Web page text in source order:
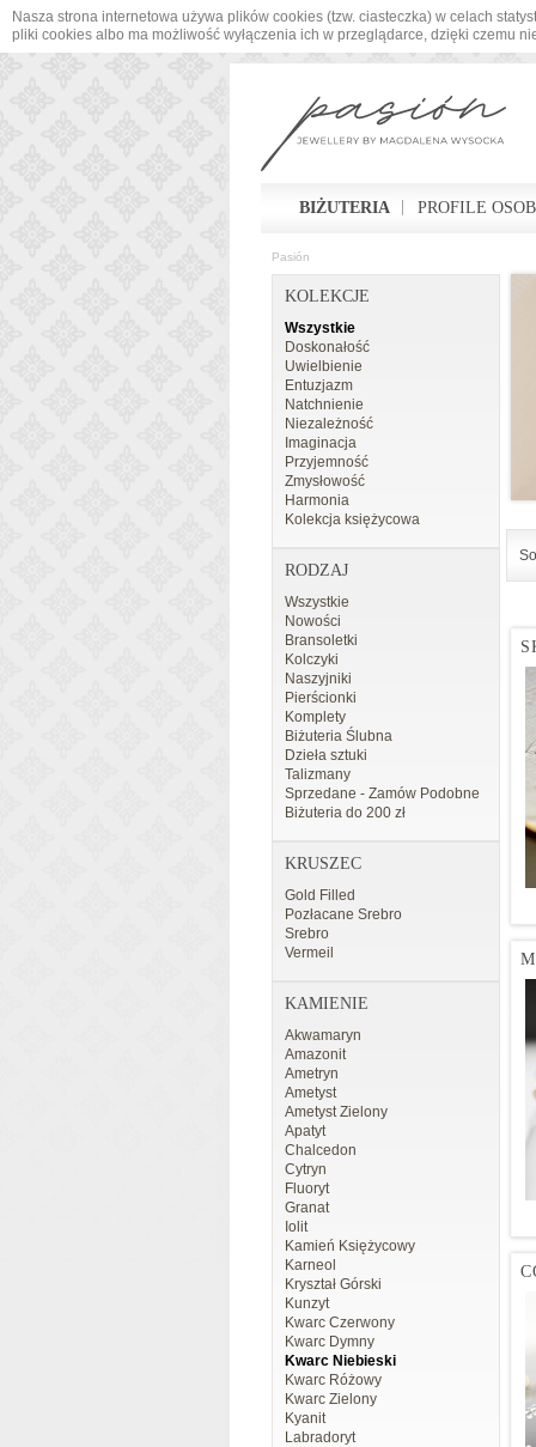
Nasza strona internetowa używa plików cookies (tzw. ciasteczka) w celach
pliki cookies albo ma możliwość wyłączenia ich w przeglądarce, dzięki czemu
BIŻUTERIA PROFILE
Pasión
KOLEKCJE
Wszystkie
Doskonałość
Uwielbienie
Entuzjazm
Natchnienie
Niezależność
Imaginacja
Przyjemność
Zmysłowość
Harmonia
Kolekcja księżycowa
RODZAJ
Wszystkie
Nowości
Bransoletki
Kolczyki
Naszyjniki
Pierścionki
Komplety
Biżuteria Ślubna
Dzieła sztuki
Talizmany
Sprzedane - Zamów Podobne
Biżuteria do 200 zł
KRUSZEC
Gold Filled
Pozłacane Srebro
Srebro
Vermeil
KAMIENIE
Akwamaryn
Amazonit
Ametryn
Ametyst
Ametyst Zielony
Apatyt
Chalcedon
Cytryn
Fluoryt
Granat
Iolit
Kamień Księżycowy
Karneol
Kryształ Górski
Kunzyt
Kwarc Czerwony
Kwarc Dymny
Kwarc Niebieski
Kwarc Różowy
Kwarc Zielony
Kyanit
Labradoryt